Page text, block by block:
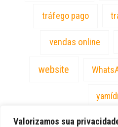
Valorizamos sua
tráfego pago
vendas online
website